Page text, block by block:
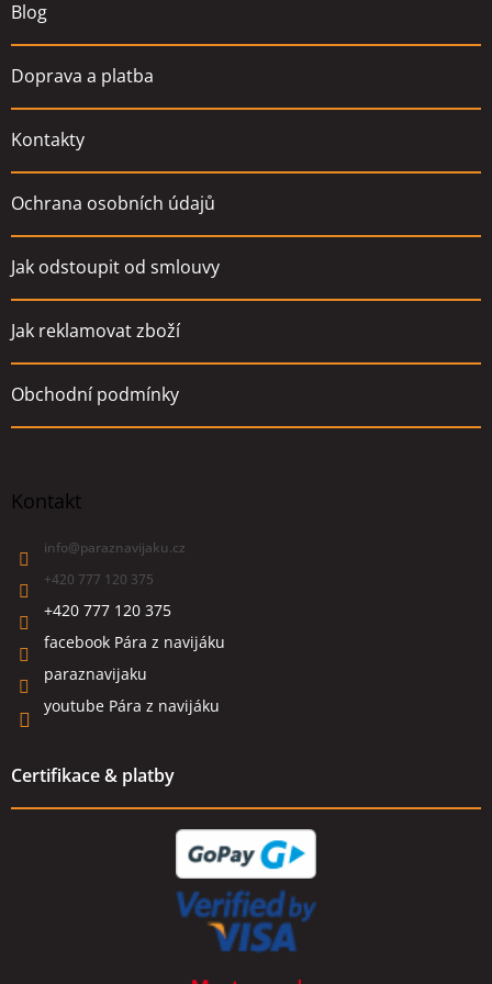
Blog
Doprava a platba
Kontakty
Ochrana osobních údajů
Jak odstoupit od smlouvy
Jak reklamovat zboží
Obchodní podmínky
Kontakt
info@paraznavijaku.cz
+420 777 120 375
+420 777 120 375
facebook Pára z navijáku
paraznavijaku
youtube Pára z navijáku
Certifikace & platby